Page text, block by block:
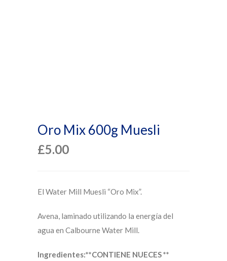
Oro Mix 600g Muesli
£5.00
El Water Mill Muesli “Oro Mix”.
Avena, laminado utilizando la energía del
agua en Calbourne Water Mill.
Ingredientes:**CONTIENE NUECES **